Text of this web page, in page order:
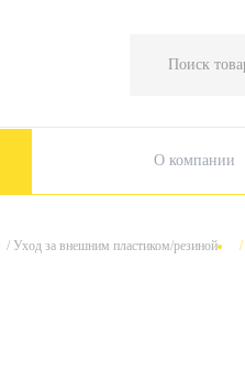
товаров
О компании
/ Уход за внешним пластиком/резиной /